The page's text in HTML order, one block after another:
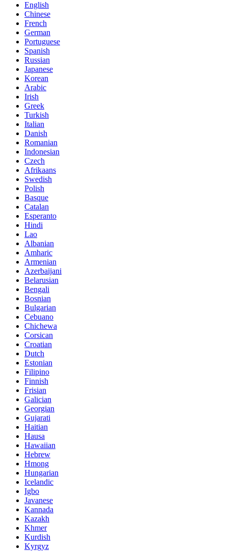
English
Chinese
French
German
Portuguese
Spanish
Russian
Japanese
Korean
Arabic
Irish
Greek
Turkish
Italian
Danish
Romanian
Indonesian
Czech
Afrikaans
Swedish
Polish
Basque
Catalan
Esperanto
Hindi
Lao
Albanian
Amharic
Armenian
Azerbaijani
Belarusian
Bengali
Bosnian
Bulgarian
Cebuano
Chichewa
Corsican
Croatian
Dutch
Estonian
Filipino
Finnish
Frisian
Galician
Georgian
Gujarati
Haitian
Hausa
Hawaiian
Hebrew
Hmong
Hungarian
Icelandic
Igbo
Javanese
Kannada
Kazakh
Khmer
Kurdish
Kyrgyz